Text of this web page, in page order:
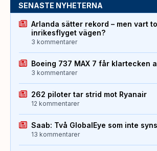
SENASTE NYHETERNA
Arlanda sätter rekord – men vart
inrikesflyget vägen?
3 kommentarer
Boeing 737 MAX 7 får klartecken
3 kommentarer
262 piloter tar strid mot Ryanair
12 kommentarer
Saab: Två GlobalEye som inte
13 kommentarer